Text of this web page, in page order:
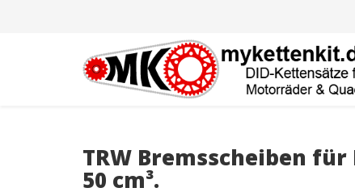
TRW Bremsscheiben
50 cm³.